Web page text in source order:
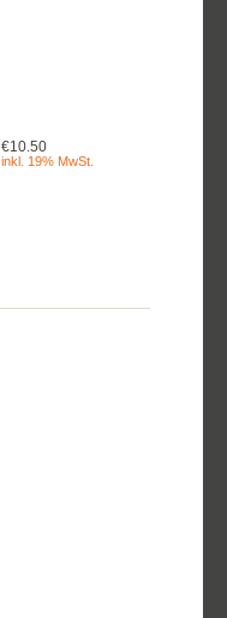
€10.50
inkl. 19% MwSt.